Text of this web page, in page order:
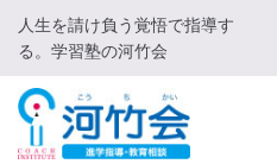
コ
ン
テ
ン
ツ
人生を請け負う覚悟で指導す
る。学習塾の河竹会